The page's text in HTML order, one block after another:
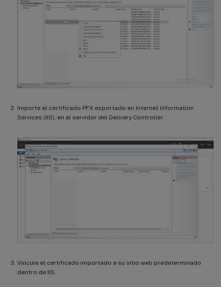
Importe el certificado PFX exportado en Internet Information
Services (IIS), en el servidor del Delivery Controller.
Vincule el certificado importado a su sitio web predeterminado
dentro de IIS.